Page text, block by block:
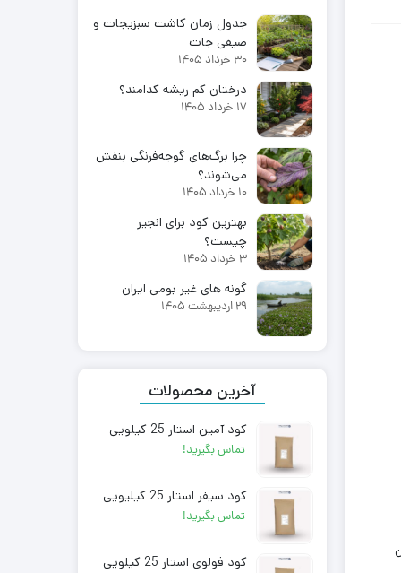
تن
جدول زمان کاشت سبزیجات و
صیفی جات
30 خرداد 1405
درختان کم ریشه کدامند؟
17 خرداد 1405
چرا برگ‌های گوجه‌فرنگی بنفش
می‌شوند؟
10 خرداد 1405
بهترین کود برای انجیر
چیست؟
3 خرداد 1405
گونه های غیر بومی ایران
29 اردیبهشت 1405
آخرین محصولات
کود آمین استار 25 کیلویی
تماس بگیرید!
کود سیفر استار 25 کیلیویی
تماس بگیرید!
کود فولوی استار 25 کیلویی